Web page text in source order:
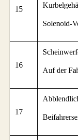
15
Solenoid-
16
Auf der
17